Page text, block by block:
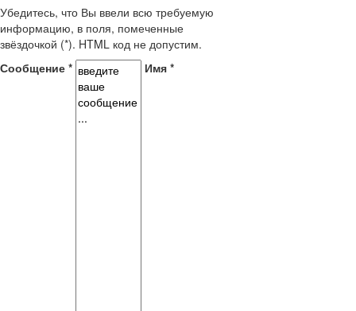
Убедитесь, что Вы ввели всю требуемую
информацию, в поля, помеченные
звёздочкой (*). HTML код не допустим.
Сообщение *
Имя *